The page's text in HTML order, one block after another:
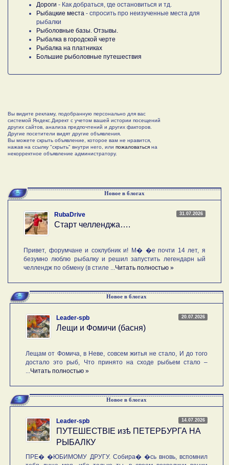
Дороги - Как добраться, где остановиться и тд.
Рыбацкие места - спросить про неизученные места для
рыбалки
Рыболовные базы. Отзывы.
Рыбалка в городской черте
Рыбалка на платниках
Большие рыболовные путешествия
Вы видите рекламу, подобранную персонально для вас
системой Яндекс.Директ с учетом вашей истории посещений
других сайтов, анализа предпочтений и других факторов.
Другие посетители видят другие объявления.
Вы можете скрыть объявление, которое вам не нравится,
нажав на ссылку "скрыть" внутри него, или пожаловаться на
некорректное объявление администратору.
Новое в блогах
31.07.2026
RubaDrive
Старт челленджа….
Привет, форумчане и соклубник и! М� �е почти 14 лет, я
безумно люблю рыбалку и решил запустить легендарн ый
челлендж по обмену (в стиле ... Читать полностью »
Новое в блогах
20.07.2026
Leader-spb
Лещи и Фомичи (басня)
Лещам от Фомича, в Неве, совсем житья не стало, И до того
достало это рыб, Что принято на сходе рыбьем стало –
Читать полностью »
Новое в блогах
14.07.2026
Leader-spb
ПУТЕШЕСТВIE изѣ ПЕТЕРБУРГА НА
РЫБАЛКУ
ПРЕ� �ЮБИМОМУ ДРУГУ. Собира� �сь вновь, вспомнил